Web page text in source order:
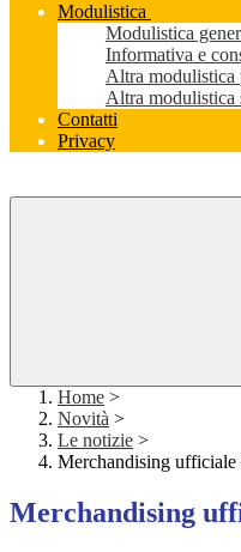
Modulistica
Modulistica
Informativa e
Altra modulistica
Altra modulistica
Contatti
Privacy
Home >
Novità >
Le notizie >
Merchandising
Merchandising